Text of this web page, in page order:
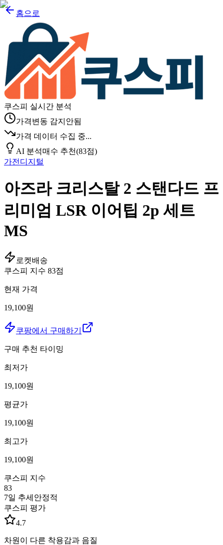
홈으로
쿠스피 실시간 분석
가격변동 감지안됨
가격 데이터 수집 중...
AI 분석매수 추천(83점)
가전디지털
아즈라 크리스탈 2 스탠다드 프
리미엄 LSR 이어팁 2p 세트
MS
로켓배송
쿠스피 지수 83점
현재 가격
19,100원
쿠팡에서 구매하기
구매 추천 타이밍
최저가
19,100원
평균가
19,100원
최고가
19,100원
쿠스피 지수
83
7일 추세 안정적
쿠스피 평가
4.7
차원이 다른 착용감과 음질